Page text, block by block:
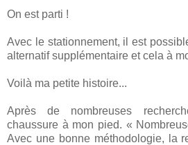
On est parti !
Avec le stationnement, il est
alternatif supplémentaire et cela à
Voilà ma petite histoire...
Après de nombreuses
chaussure à mon pied. «
Avec une bonne méthodologie, la